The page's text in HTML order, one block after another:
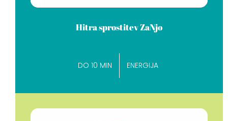
Hitra sprostitev ZaNjo
DO 10 MIN ENERGIJA